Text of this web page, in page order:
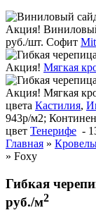
Акция!
руб./шт. Софит
Акция! Мягкая
Акция! Мягкая
цвета Кастилия,
943р/м2;
цвет Тенерифе -
Главная »
» Foxy
Гибкая
руб./м2